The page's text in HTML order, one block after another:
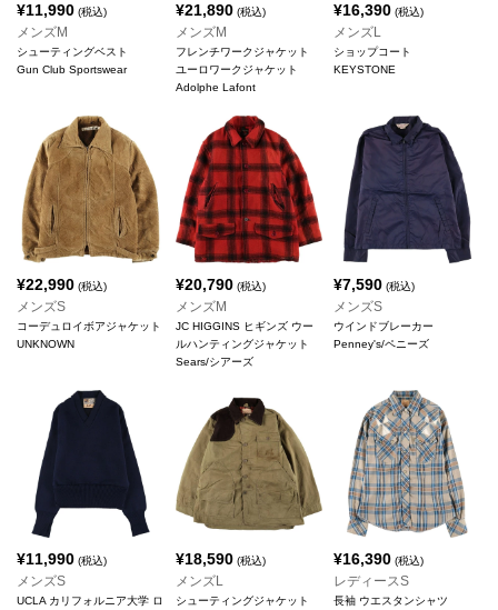
¥11,990 (税込)
メンズM
シューティングベスト
Gun Club Sportswear
¥21,890(税込)
メンズM
フレンチワークジャケット
ユーロワークジャケット
Adolphe Lafont
¥16,390 (税込)
メンズL
ショップコート
KEYSTONE
¥22,990 (税込)
メンズS
コーデュロイボアジャケット
UNKNOWN
¥20,790(税込)
メンズM
JC HIGGINS ヒギンズ ウー
ルハンティングジャケット
Sears/シアーズ
¥7,590 (税込)
メンズS
ウインドブレーカー
Penney's/ペニーズ
¥11,990 (税込)
メンズS
UCLA カリフォルニア大学 ロ
¥18,590(税込)
メンズL
シューティングジャケット
¥16,390 (税込)
レディースS
長袖 ウエスタンシャツ